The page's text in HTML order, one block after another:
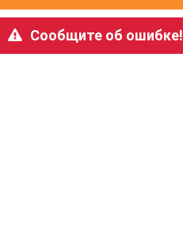
Сообщите об ошибке!